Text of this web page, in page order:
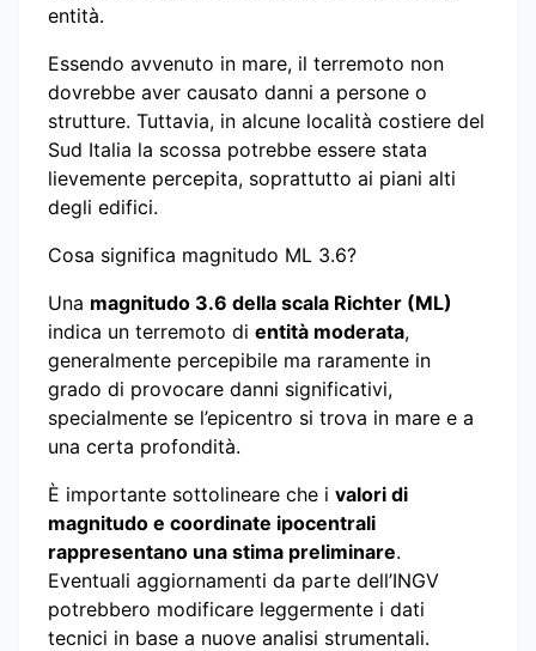
entità.
Essendo avvenuto in mare, il terremoto non
dovrebbe aver causato danni a persone o
strutture. Tuttavia, in alcune località costiere del
Sud Italia la scossa potrebbe essere stata
lievemente percepita, soprattutto ai piani alti
degli edifici.
Cosa significa magnitudo ML 3.6?
Una magnitudo 3.6 della scala Richter (ML)
indica un terremoto di entità moderata,
generalmente percepibile ma raramente in
grado di provocare danni significativi,
specialmente se l’epicentro si trova in mare e a
una certa profondità.
È importante sottolineare che i valori di
magnitudo e coordinate ipocentrali
rappresentano una stima preliminare.
Eventuali aggiornamenti da parte dell’INGV
potrebbero modificare leggermente i dati
tecnici in base a nuove analisi strumentali.